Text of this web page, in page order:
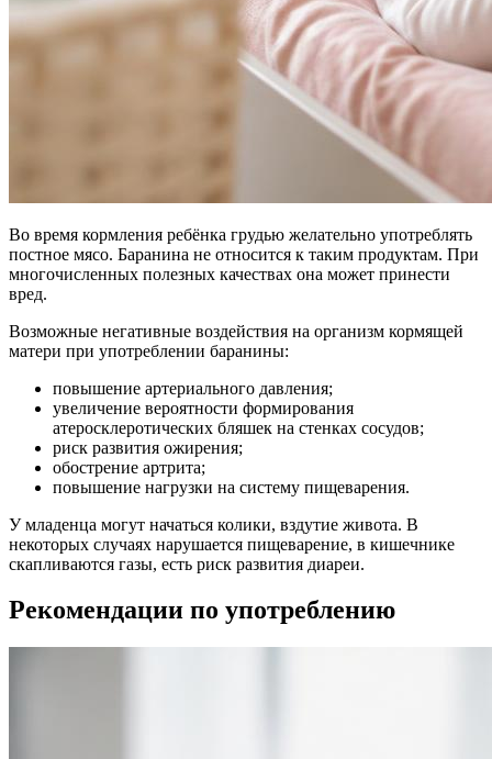
Во время кормления ребёнка грудью желательно употреблять
постное мясо. Баранина не относится к таким продуктам. При
многочисленных полезных качествах она может принести
вред.
Возможные негативные воздействия на организм кормящей
матери при употреблении баранины:
повышение артериального давления;
увеличение вероятности формирования
атеросклеротических бляшек на стенках сосудов;
риск развития ожирения;
обострение артрита;
повышение нагрузки на систему пищеварения.
У младенца могут начаться колики, вздутие живота. В
некоторых случаях нарушается пищеварение, в кишечнике
скапливаются газы, есть риск развития диареи.
Рекомендации по употреблению